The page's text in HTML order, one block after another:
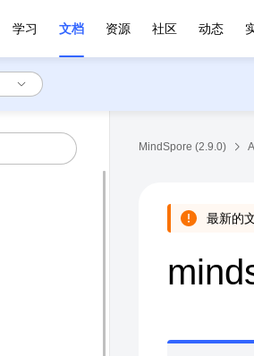
学习 文档 资源 社区 动态
MindSpore (2.9.0)
最新的